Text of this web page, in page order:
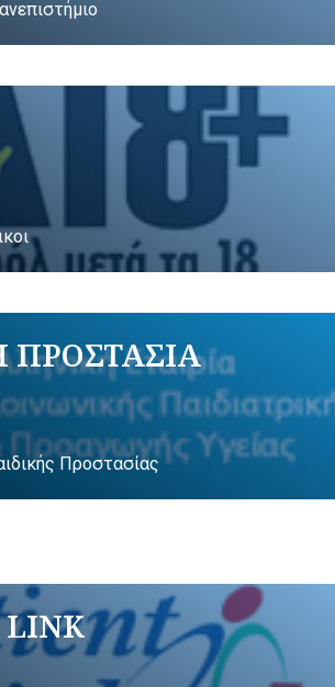
ΠΡΟΣΤΑΣΙΑ
Προστασίας
LINK